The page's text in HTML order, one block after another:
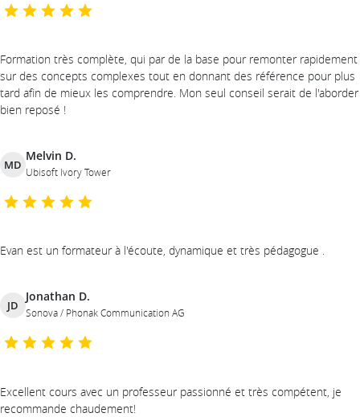
Formation très complète, qui par de la base pour remonter rapidement
sur des concepts complexes tout en donnant des référence pour plus
tard afin de mieux les comprendre. Mon seul conseil serait de l'aborder
bien reposé !
MD
Melvin D.
Ubisoft Ivory Tower
Evan est un formateur à l'écoute, dynamique et très pédagogue .
JD
Jonathan D.
Sonova / Phonak Communication AG
Excellent cours avec un professeur passionné et très compétent, je
recommande chaudement!